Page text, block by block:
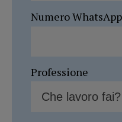
Numero WhatsApp
Professione